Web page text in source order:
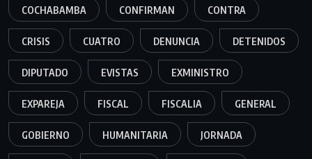
COCHABAMBA CONFIRMAN CONTRA
CRISIS CUATRO DENUNCIA DETENIDOS
DIPUTADO EVISTAS EXMINISTRO
EXPAREJA FISCAL FISCALIA GENERAL
GOBIERNO HUMANITARIA JORNADA